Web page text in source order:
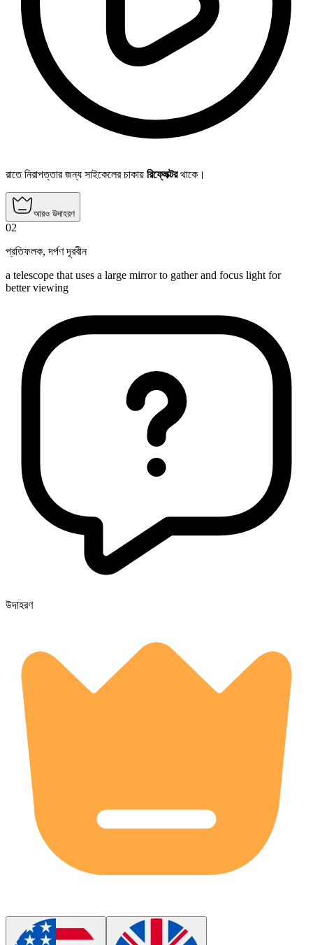
রাতে নিরাপত্তার জন্য সাইকেলের চাকায় রিফ্লেক্টরথাকে।
আরও উদাহরণ
02
প্রতিফলক,দর্পণ দূরবীন
a telescope that uses a large mirror to gather and focus light for
better viewing
উদাহরণ